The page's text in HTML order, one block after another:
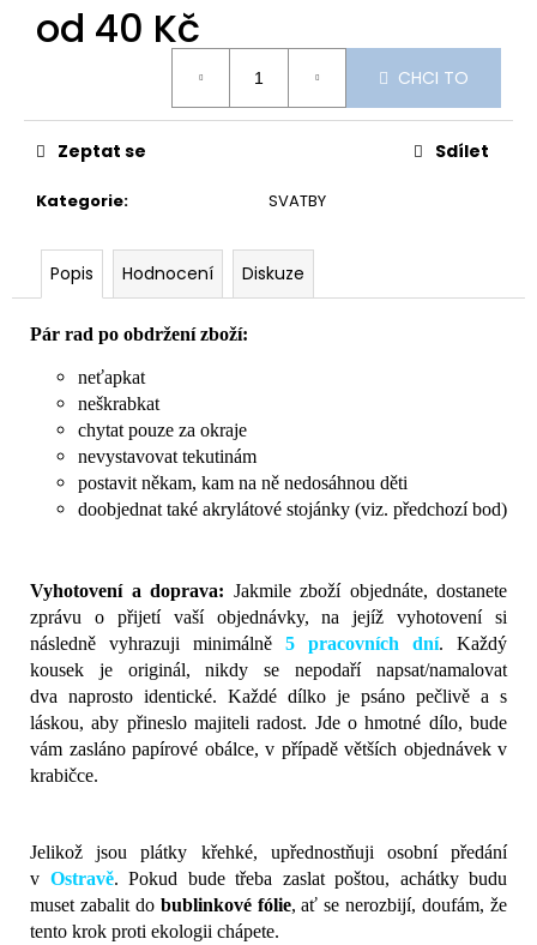
od 40 Kč
CHCI TO
Kategorie: SVATBY
Zeptat se Sdílet
Popis Hodnocení Diskuze
Pár rad po obdržení zboží:
neťapkat
neškrabkat
chytat pouze za okraje
nevystavovat tekutinám
postavit někam, kam na ně nedosáhnou děti
doobjednat také akrylátové stojánky (viz. předchozí bod)
Vyhotovení a doprava: Jakmile zboží objednáte, dostanete
zprávu o přijetí vaší objednávky, na jejíž vyhotovení si
následně vyhrazuji minimálně 5 pracovních dní. Každý
kousek je originál, nikdy se nepodaří napsat/namalovat
dva naprosto identické. Každé dílko je psáno pečlivě a s
láskou, aby přineslo majiteli radost. Jde o hmotné dílo, bude
vám zasláno papírové obálce, v případě větších objednávek v
krabičce.
Jelikož jsou plátky křehké, upřednostňuji osobní předání
v Ostravě. Pokud bude třeba zaslat poštou, achátky budu
muset zabalit do bublinkové fólie, ať se nerozbijí, doufám, že
tento krok proti ekologii chápete.